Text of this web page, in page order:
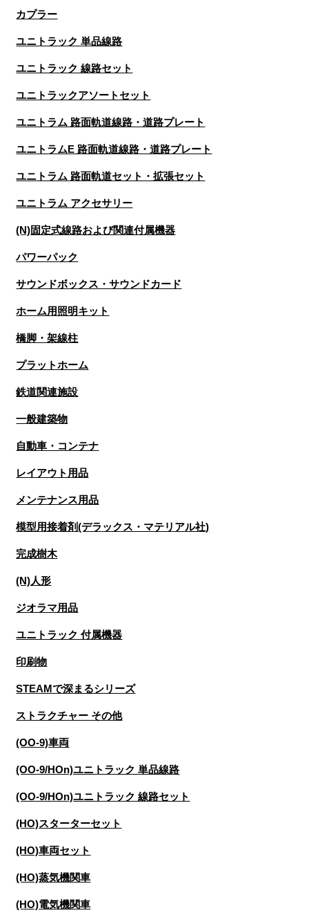
カプラー
ユニトラック 単品線路
ユニトラック 線路セット
ユニトラックアソートセット
ユニトラム 路面軌道線路・道路プレート
ユニトラムE 路面軌道線路・道路プレート
ユニトラム 路面軌道セット・拡張セット
ユニトラム アクセサリー
(N)固定式線路および関連付属機器
パワーパック
サウンドボックス・サウンドカード
ホーム用照明キット
橋脚・架線柱
プラットホーム
鉄道関連施設
一般建築物
自動車・コンテナ
レイアウト用品
メンテナンス用品
模型用接着剤(デラックス・マテリアル社)
完成樹木
(N)人形
ジオラマ用品
ユニトラック 付属機器
印刷物
STEAMで深まるシリーズ
ストラクチャー その他
(OO-9)車両
(OO-9/HOn)ユニトラック 単品線路
(OO-9/HOn)ユニトラック 線路セット
(HO)スターターセット
(HO)車両セット
(HO)蒸気機関車
(HO)電気機関車